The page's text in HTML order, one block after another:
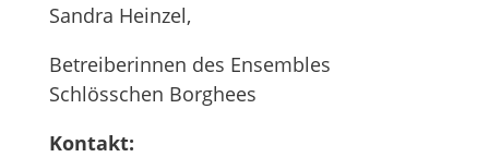
Sandra Heinzel,
Betreiberinnen des Ensembles
Schlösschen Borghees
Kontakt: